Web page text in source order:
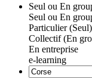
Seul ou En
Seul ou En
Particulier (Seul)
Collectif (En
En entreprise
e-learning